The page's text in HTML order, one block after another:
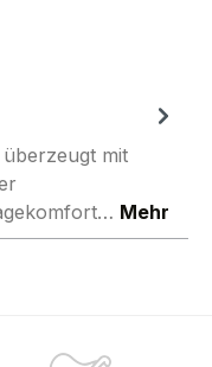
mit
Mehr